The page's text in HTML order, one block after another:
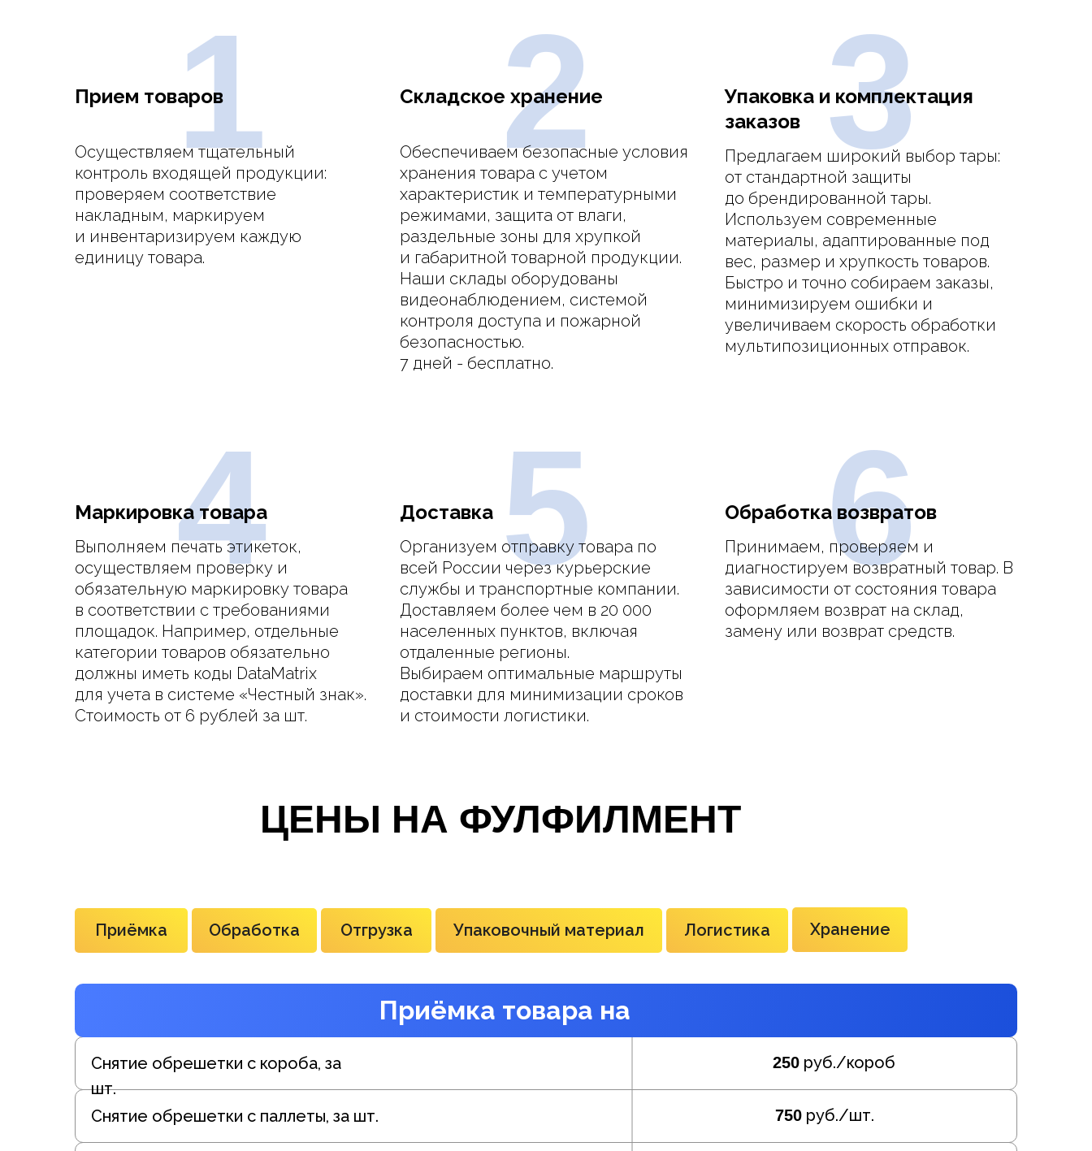
Прием товаров
Осуществляем тщательный
контроль входящей продукции:
проверяем соответствие
накладным, маркируем
и инвентаризируем каждую
единицу товара.
1 Складское хранение
Обеспечиваем безопасные условия
хранения товара с учетом
характеристик и температурными
режимами, защита от влаги,
раздельные зоны для хрупкой
и габаритной товарной продукции.
Наши склады оборудованы
видеонаблюдением, системой
контроля доступа и пожарной
безопасностью.
7 дней - бесплатно.
2
Упаковка и комплектация
заказов
Предлагаем широкий выбор тары:
от стандартной защиты
до брендированной тары.
Используем современные
материалы, адаптированные под
вес, размер и хрупкость товаров.
Быстро и точно собираем заказы,
минимизируем ошибки и
увеличиваем скорость обработки
мультипозиционных отправок.
3
Маркировка товара
Выполняем печать этикеток,
осуществляем проверку и
обязательную маркировку товара
в соответствии с требованиями
площадок. Например, отдельные
категории товаров обязательно
должны иметь коды DataMatrix
для учета в системе «Честный знак».
Стоимость от 6 рублей за шт.
4 Доставка
Организуем отправку товара по
всей России через курьерские
службы и транспортные компании.
Доставляем более чем в 20 000
населенных пунктов, включая
отдаленные регионы.
Выбираем оптимальные маршруты
доставки для минимизации сроков
и стоимости логистики.
5 Обработка возвратов
Принимаем, проверяем и
диагностируем возвратный товар. В
зависимости от состояния товара
оформляем возврат на склад,
замену или возврат средств.
6
ЦЕНЫ НА ФУЛФИЛМЕНТ
Упаковочный материал
Приёмка Обработка Отгрузка Логистика Хранение
Снятие обрешетки с паллеты, за шт. 750 руб./шт.
Снятие обрешетки с короба, за
шт.
250 руб./короб
Приёмка товара на